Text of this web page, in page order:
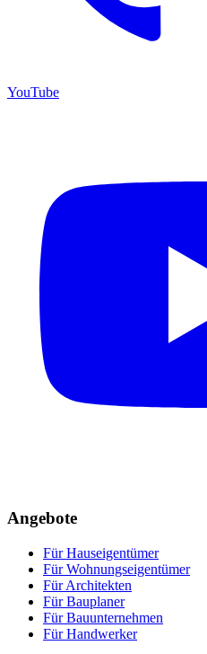
YouTube
Angebote
Für Hauseigentümer
Für Wohnungseigentümer
Für Architekten
Für Bauplaner
Für Bauunternehmen
Für Handwerker